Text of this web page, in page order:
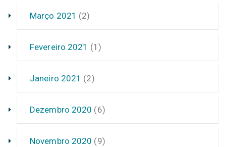
Março 2021 (2)
Fevereiro 2021 (1)
Janeiro 2021 (2)
Dezembro 2020 (6)
Novembro 2020 (9)